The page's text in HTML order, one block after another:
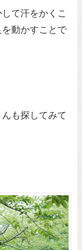
て汗をかくこ
動かすことで
も探してみて